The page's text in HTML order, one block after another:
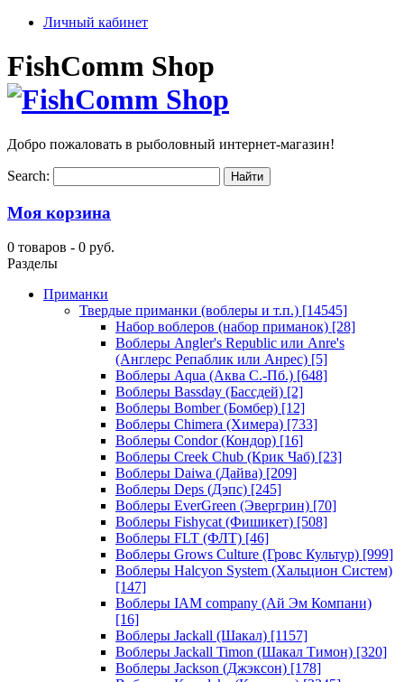
Личный кабинет
FishComm Shop
Добро пожаловать в рыболовный интернет-магазин!
Search:
Моя корзина
0 товаров - 0 руб.
Разделы
Приманки
Твердые приманки (воблеры и т.п.) [14545]
Набор воблеров (набор приманок) [28]
Воблеры Angler's Republic или Anre's
(Англерс Репаблик или Анрес) [5]
Воблеры Aqua (Аква С.-Пб.) [648]
Воблеры Bassday (Бассдей) [2]
Воблеры Bomber (Бомбер) [12]
Воблеры Chimera (Химера) [733]
Воблеры Condor (Кондор) [16]
Воблеры Creek Chub (Крик Чаб) [23]
Воблеры Daiwa (Дайва) [209]
Воблеры Deps (Дэпс) [245]
Воблеры EverGreen (Эвергрин) [70]
Воблеры Fishycat (Фишикет) [508]
Воблеры FLT (ФЛТ) [46]
Воблеры Grows Culture (Гровс Культур) [999]
Воблеры Halcyon System (Хальцион Систем)
[147]
Воблеры IAM company (Ай Эм Компани)
[16]
Воблеры Jackall (Шакал) [1157]
Воблеры Jackall Timon (Шакал Тимон) [320]
Воблеры Jackson (Джэксон) [178]